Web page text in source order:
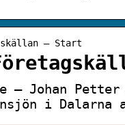
– Start
– Johan
i